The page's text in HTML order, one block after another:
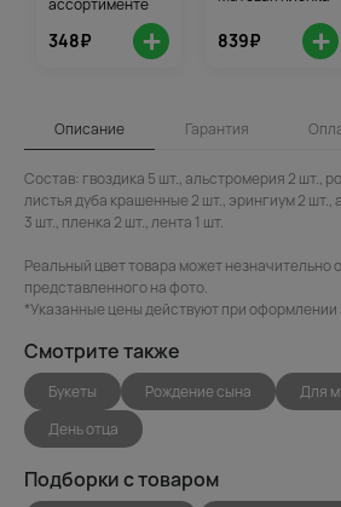
ассортименте
348₽ + 839₽ +
Описание Гарантия
Состав: гвоздика 5 шт., альстромерия 2 шт.,
листья дуба крашенные 2 шт., эрингиум 2 шт.,
3 шт., пленка 2 шт., лента 1 шт.
Реальный цвет товара может незначительно
представленного на фото.
*Указанные цены действуют при оформлении
Смотрите также
Букеты Рождение сына
Для
День отца
Подборки с товаром